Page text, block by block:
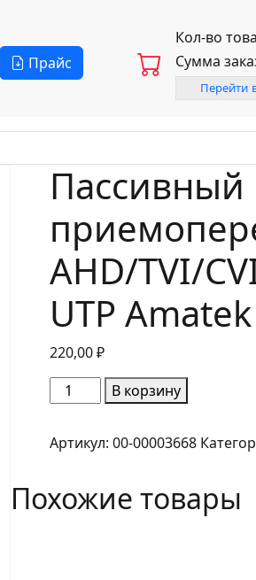
Прайс
Кол-во
Сумма
Перейти
Пассивный
AHD/TVI/
UTP Amatek
220,00₽
Количество
товара
приемопередатчик
по
витой
В корзину
Артикул:00-00003668
Похожие товары